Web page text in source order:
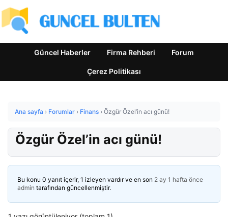
Güncel Haberler Firma Rehberi Forum
Çerez Politikası
Ana sayfa › Forumlar › Finans › Özgür Özel’in acı günü!
Özgür Özel’in acı günü!
Bu konu 0 yanıt içerir, 1 izleyen vardır ve en son 2 ay 1 hafta önce
admin tarafından güncellenmiştir.